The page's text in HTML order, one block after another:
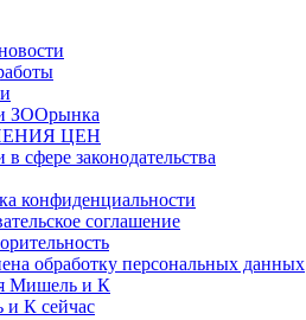
ЗООрынка
ЦЕН
сфере законодательства
конфиденциальности
соглашение
обработку персональных данных
Мишель и К
К сейчас